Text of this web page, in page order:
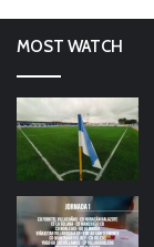
MOST WATCH